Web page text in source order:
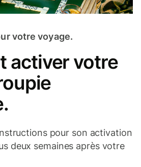
activer votre
votre voyage.
pour son activation
deux semaines après votre